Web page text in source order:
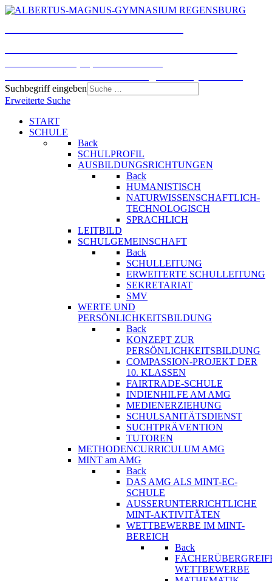
Suchbegriff eingeben
Erweiterte Suche
START
SCHULE
Back
SCHULPROFIL
AUSBILDUNGSRICHTUNGEN
Back
HUMANISTISCH
NATURWISSENSCHAFTLICH-
TECHNOLOGISCH
SPRACHLICH
LEITBILD
SCHULGEMEINSCHAFT
Back
SCHULLEITUNG
ERWEITERTE SCHULLEITUNG
SEKRETARIAT
SMV
WERTE UND
PERSÖNLICHKEITSBILDUNG
Back
KONZEPT ZUR
PERSÖNLICHKEITSBILDUNG
COMPASSION-PROJEKT DER
10. KLASSEN
FAIRTRADE-SCHULE
INDIENHILFE AM AMG
MEDIENERZIEHUNG
SCHULSANITÄTSDIENST
SUCHTPRÄVENTION
TUTOREN
METHODENCURRICULUM AMG
MINT am AMG
Back
DAS AMG ALS MINT-EC-
SCHULE
AUSSERUNTERRICHTLICHE
MINT-AKTIVITÄTEN
WETTBEWERBE IM MINT-
BEREICH
Back
WETTBEWERBE